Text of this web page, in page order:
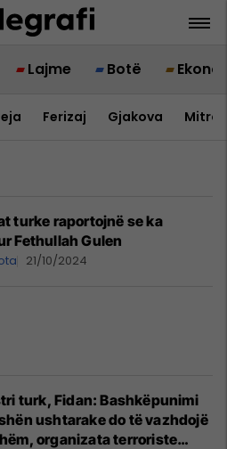
Lajme Botë
Ferizaj Gjakova
turke raportojnë se ka
Fethullah Gulen
21/10/2024
turk, Fidan: Bashkëpunimi
ushtarake do të vazhdojë
organizata terroriste